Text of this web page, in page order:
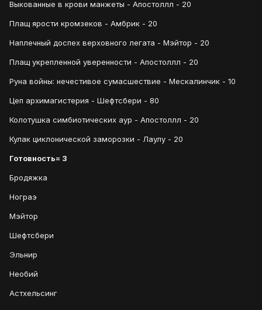
Выкованные в крови манжеты - Апостоллл - 20
Плащ ярости кромзеков - Амбрик - 20
Наплечный доспех верховного легата - Мэйтор - 20
Плащ укрепленной уверенности - Апостоллл - 20
Руна войны: нечестивое сумасшествие - Мескалинчик - 10
Цеп архимагистерия - Шефтсбери - 80
Колотушка симбиотических аур - Апостоллл - 20
Кулак циклонической заморозки - Лаулу - 20
Готовность= 3
Бродяжка
Нограэ
Мэйтор
Шефтсбери
Эльнир
Необий
Астхельсинг